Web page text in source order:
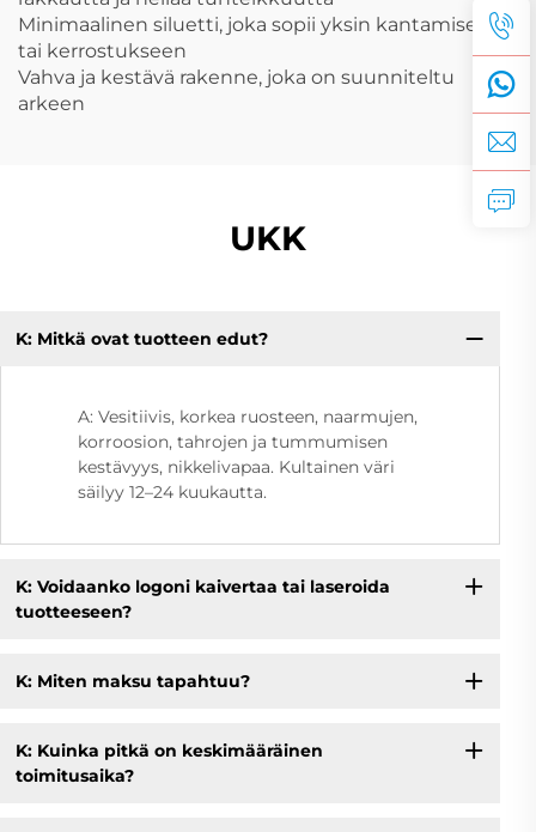
Minimaalinen siluetti, joka sopii yksin kantamiseen
tai kerrostukseen
Vahva ja kestävä rakenne, joka on suunniteltu
arkeen
UKK
K: Mitkä ovat tuotteen edut?
A: Vesitiivis, korkea ruosteen, naarmujen,
korroosion, tahrojen ja tummumisen
kestävyys, nikkelivapaa. Kultainen väri
säilyy 12–24 kuukautta.
K: Voidaanko logoni kaivertaa tai laseroida
tuotteeseen?
K: Miten maksu tapahtuu?
K: Kuinka pitkä on keskimääräinen
toimitusaika?